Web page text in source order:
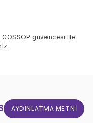
COSSOP güvencesi ile
AYDINLATMA METNI